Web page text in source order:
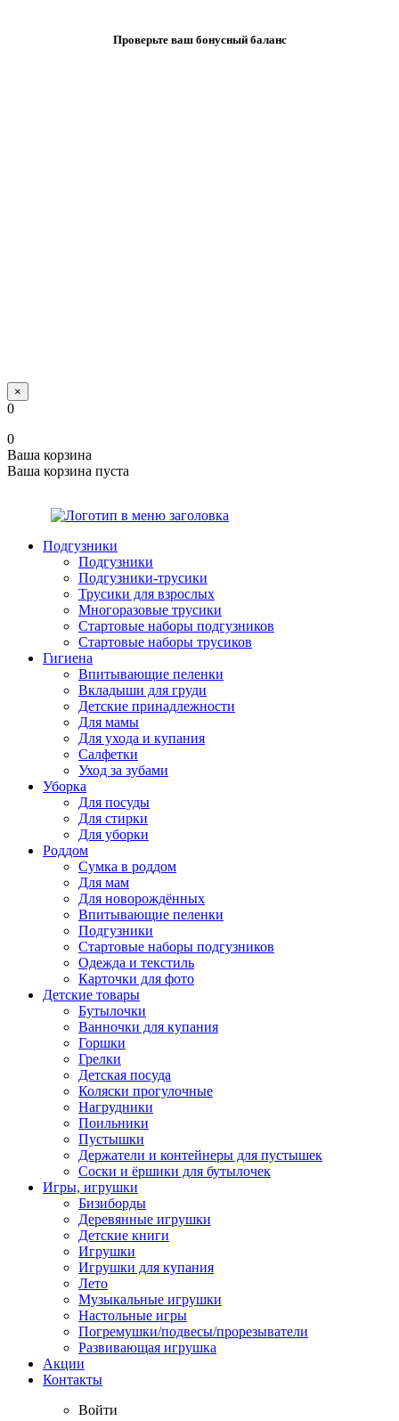
Проверьте ваш бонусный баланс
×
0
0
Ваша корзина
Ваша корзина пуста
Подгузники
Подгузники
Подгузники-трусики
Трусики для взрослых
Многоразовые трусики
Стартовые наборы подгузников
Стартовые наборы трусиков
Гигиена
Впитывающие пеленки
Вкладыши для груди
Детские принадлежности
Для мамы
Для ухода и купания
Салфетки
Уход за зубами
Уборка
Для посуды
Для стирки
Для уборки
Роддом
Сумка в роддом
Для мам
Для новорождённых
Впитывающие пеленки
Подгузники
Стартовые наборы подгузников
Одежда и текстиль
Карточки для фото
Детские товары
Бутылочки
Ванночки для купания
Горшки
Грелки
Детская посуда
Коляски прогулочные
Нагрудники
Поильники
Пустышки
Держатели и контейнеры для пустышек
Соски и ёршики для бутылочек
Игры, игрушки
Бизиборды
Деревянные игрушки
Детские книги
Игрушки
Игрушки для купания
Лето
Музыкальные игрушки
Настольные игры
Погремушки/подвесы/прорезыватели
Развивающая игрушка
Акции
Контакты
Войти